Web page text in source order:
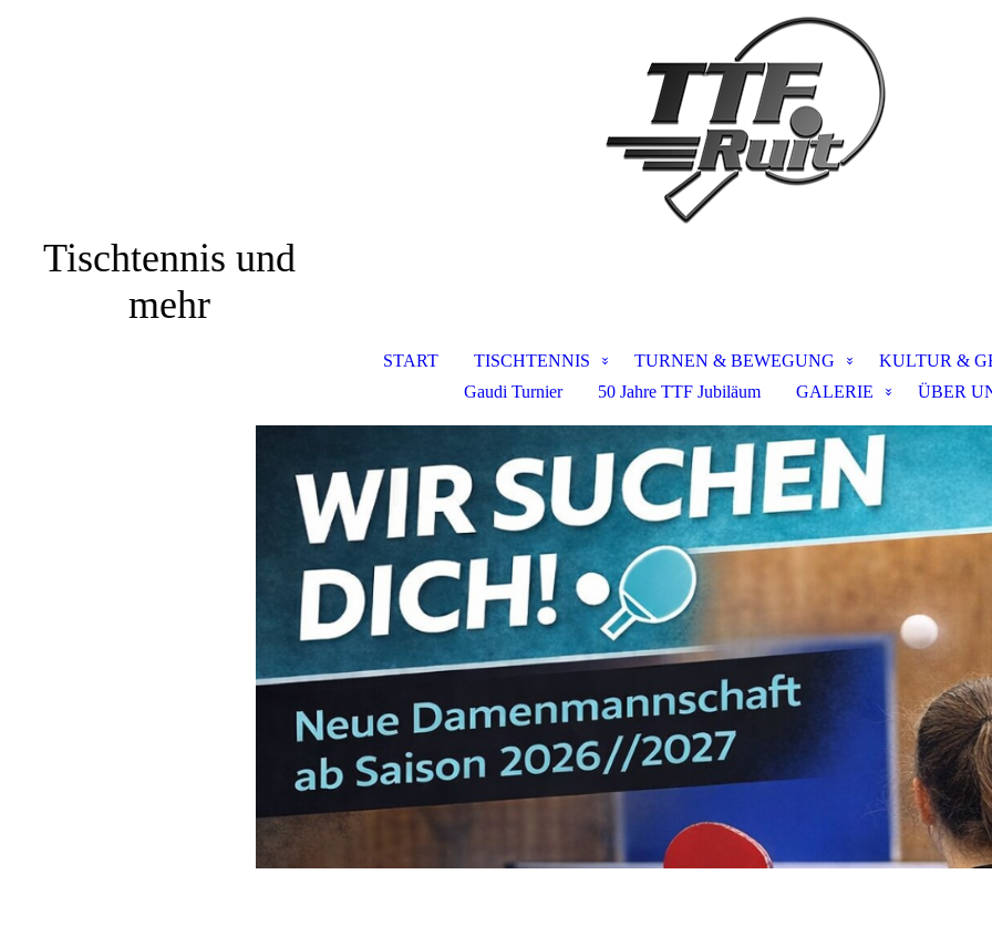
Tischtennis und
mehr
START TISCHTENNIS TURNEN & BEWEGUNG
KULTUR &
Gaudi Turnier
50 Jahre TTF Jubiläum GALERIE ÜBER